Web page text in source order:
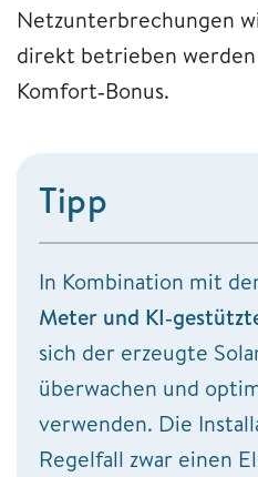
Netzunterbrechungen
direkt betrieben
Komfort‑Bonus.
Tipp
In Kombination mit
Meter und
sich der erzeugte
überwachen und
verwenden. Die
Regelfall zwar einen